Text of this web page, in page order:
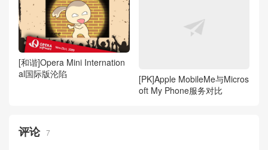
[和谐]Opera Mini Internation
al国际版沦陷
[PK]Apple MobileMe与Micros
oft My Phone服务对比
评论 7